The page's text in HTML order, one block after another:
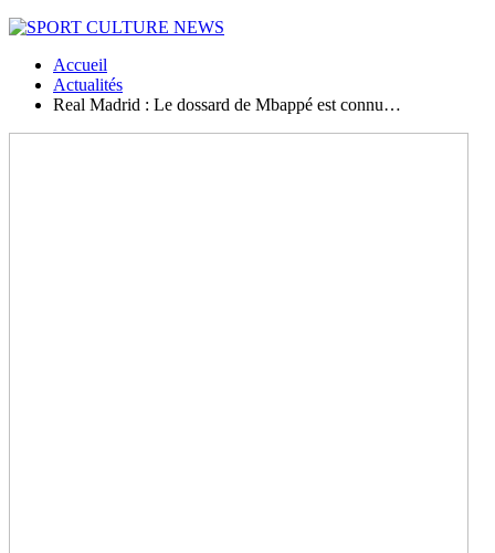
Accueil
Actualités
Real Madrid : Le dossard de Mbappé est connu…